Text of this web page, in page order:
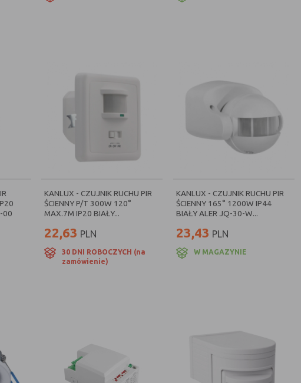
00
KANLUX - CZUJNIK RUCHU PIR
ŚCIENNY P/T 300W 120°
MAX.7M IP20 BIAŁY...
22,63 PLN
30 DNI ROBOCZYCH (na
zamówienie)
KANLUX - CZUJNIK RUCHU PIR
ŚCIENNY 165° 1200W IP44
BIAŁY ALER JQ-30-W...
23,43 PLN
W MAGAZYNIE